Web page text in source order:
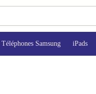
Téléphones Samsung iPads